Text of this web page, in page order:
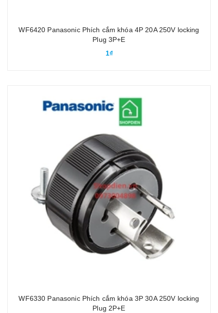
WF6420 Panasonic Phích cắm khóa 4P 20A 250V locking
Plug 3P+E
1₫
WF6330 Panasonic Phích cắm khóa 3P 30A 250V locking
Plug 2P+E